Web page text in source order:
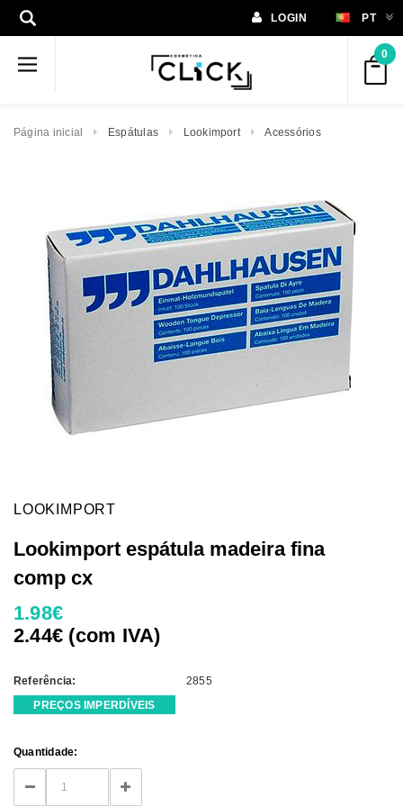
LOGIN PT
0
Página inicial Espátulas Lookimport Acessórios
LOOKIMPORT
Lookimport espátula madeira fina
comp cx
1.98€
2.44€ (com IVA)
Referência:
2855
PREÇOS IMPERDÍVEIS
Current
Stock:
Quantidade:
DECREASE
QUANTITY:
INCREASE
QUANTITY: